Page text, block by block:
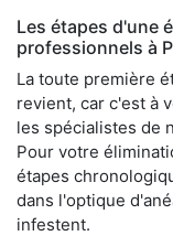
Les étapes d'une
professionnels à
La toute première
revient, car c'est à
les spécialistes de
Pour votre
étapes
dans l'optique
infestent.